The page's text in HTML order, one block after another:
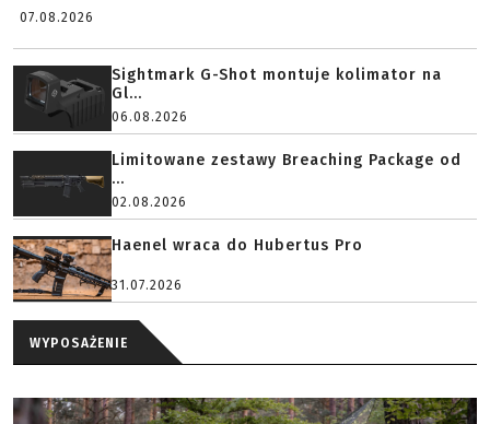
07.08.2026
Sightmark G-Shot montuje kolimator na
Gl...
06.08.2026
Limitowane zestawy Breaching Package od
...
02.08.2026
Haenel wraca do Hubertus Pro
31.07.2026
WYPOSAŻENIE